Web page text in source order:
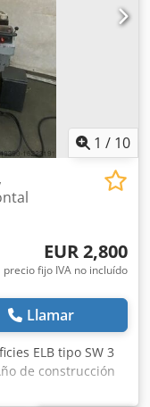
m >> Peso aprox.:
rectificadora plana
Degen, modelo
rectificado plano
automático.
del visualizador
un
la oportunidad de
in situ.
1 / 10
EUR 2,800
precio fijo IVA no incluído
Llamar
ELB tipo SW 3
de construcción
Superficie de